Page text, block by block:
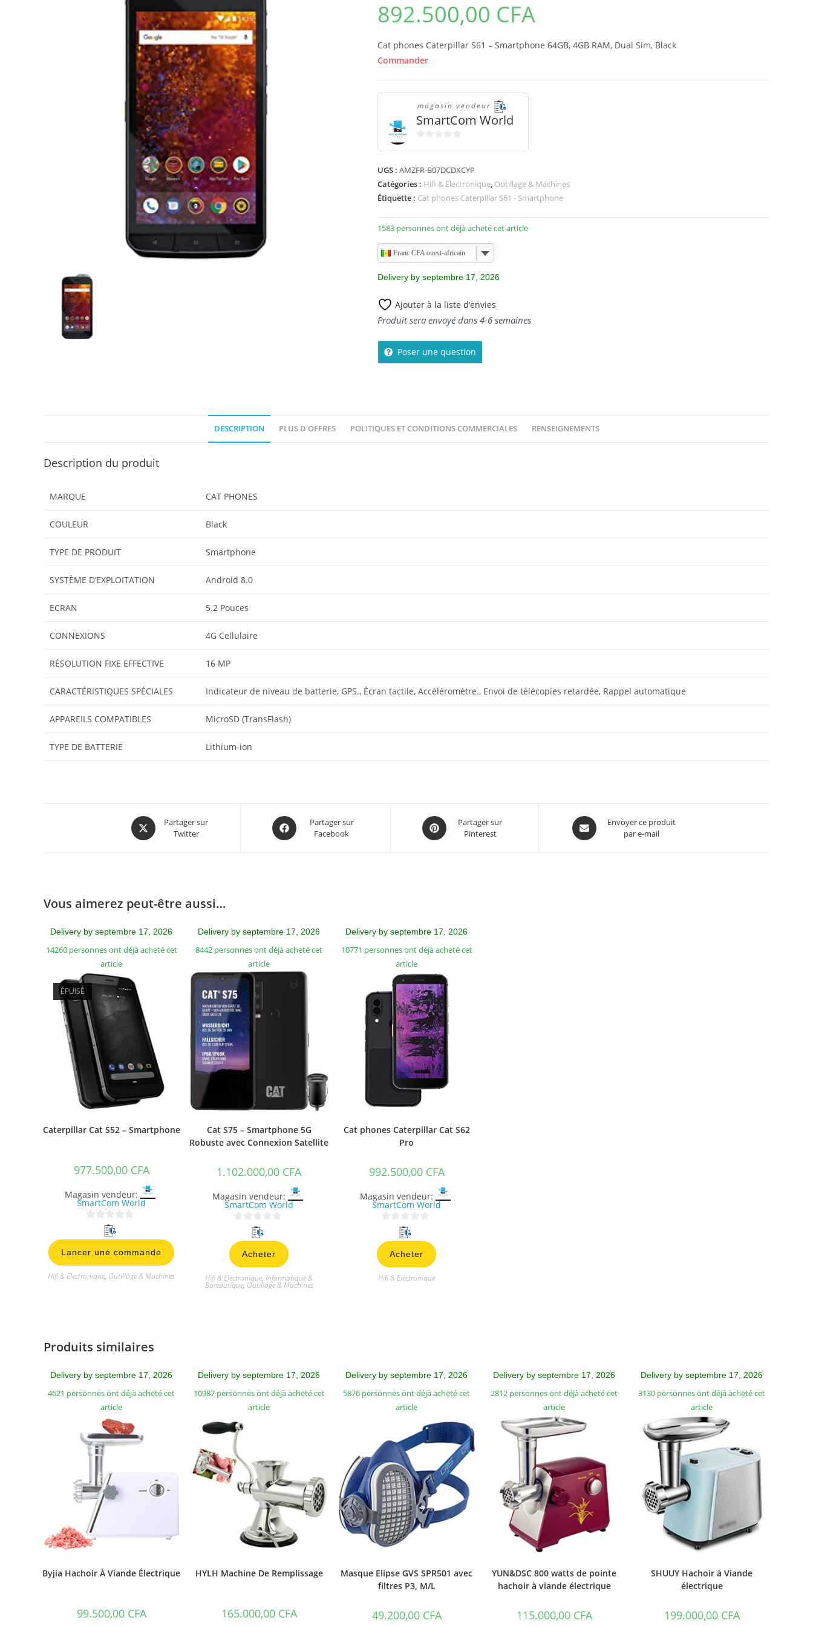
892.500,00 CFA
Cat phones Caterpillar S61 – Smartphone 64GB, 4GB RAM, Dual Sim, Black
Commander
magasin vendeur
SmartCom World
u
r
5
UGS : AMZFR-B07DCDXCYP
Catégories : Hifi & Electronique, Outillage & Machines
Étiquette : Cat phones Caterpillar S61 - Smartphone
1583 personnes ont déjà acheté cet article
Franc CFA ouest-africain
Delivery by septembre 17, 2026
Ajouter à la liste d’envies
Produit sera envoyé dans 4-6 semaines
Poser une question
DESCRIPTION PLUS D'OFFRES POLITIQUES ET CONDITIONS COMMERCIALES RENSEIGNEMENTS
Description du produit
MARQUE ‎CAT PHONES
COULEUR ‎Black
TYPE DE PRODUIT ‎Smartphone
SYSTÈME D’EXPLOITATION ‎Android 8.0
ECRAN ‎5.2 Pouces
CONNEXIONS ‎4G Cellulaire
RÉSOLUTION FIXE EFFECTIVE ‎16 MP
CARACTÉRISTIQUES SPÉCIALES ‎Indicateur de niveau de batterie, GPS., Écran tactile, Accéléromètre., Envoi de télécopies retardée, Rappel automatique
APPAREILS COMPATIBLES ‎MicroSD (TransFlash)
TYPE DE BATTERIE ‎Lithium-ion
Partager sur
Twitter
Partager sur
Facebook
Partager sur
Pinterest
Envoyer ce produit
par e-mail
Vous aimerez peut-être aussi…
Delivery by septembre 17, 2026
14260 personnes ont déjà acheté cet
article
ÉPUISÉ
Caterpillar Cat S52 – Smartphone
977.500,00 CFA
Magasin vendeur:
SmartCom World
s
u
r
5
Lancer une commande
Hifi & Electronique, Outillage & Machines
Delivery by septembre 17, 2026
8442 personnes ont déjà acheté cet
article
Cat S75 – Smartphone 5G
Robuste avec Connexion Satellite
1.102.000,00 CFA
Magasin vendeur:
SmartCom World
s
r
5
Acheter
Hifi & Electronique, Informatique &
Bureautique, Outillage & Machines
Delivery by septembre 17, 2026
10771 personnes ont déjà acheté cet
article
Cat phones Caterpillar Cat S62
Pro
992.500,00 CFA
Magasin vendeur:
SmartCom World
s
r
5
Acheter
Hifi & Electronique
Produits similaires
Delivery by septembre 17, 2026
4621 personnes ont déjà acheté cet
article
Byjia Hachoir À Viande Électrique
99.500,00 CFA
Delivery by septembre 17, 2026
10987 personnes ont déjà acheté cet
article
HYLH Machine De Remplissage
165.000,00 CFA
Delivery by septembre 17, 2026
5876 personnes ont déjà acheté cet
article
Masque Elipse GVS SPR501 avec
filtres P3, M/L
49.200,00 CFA
Delivery by septembre 17, 2026
2812 personnes ont déjà acheté cet
article
YUN&DSC 800 watts de pointe
hachoir à viande électrique
115.000,00 CFA
Delivery by septembre 17, 2026
3130 personnes ont déjà acheté cet
article
SHUUY Hachoir à Viande
électrique
199.000,00 CFA